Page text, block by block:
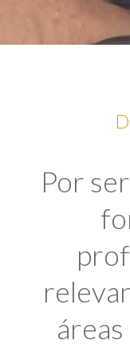
Por
áreas